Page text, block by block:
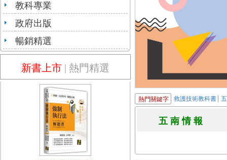
教科專業
政府出版
暢銷精選
新書上市 | 熱門精選
熱門關鍵字 救護技術教科書
五 南 情